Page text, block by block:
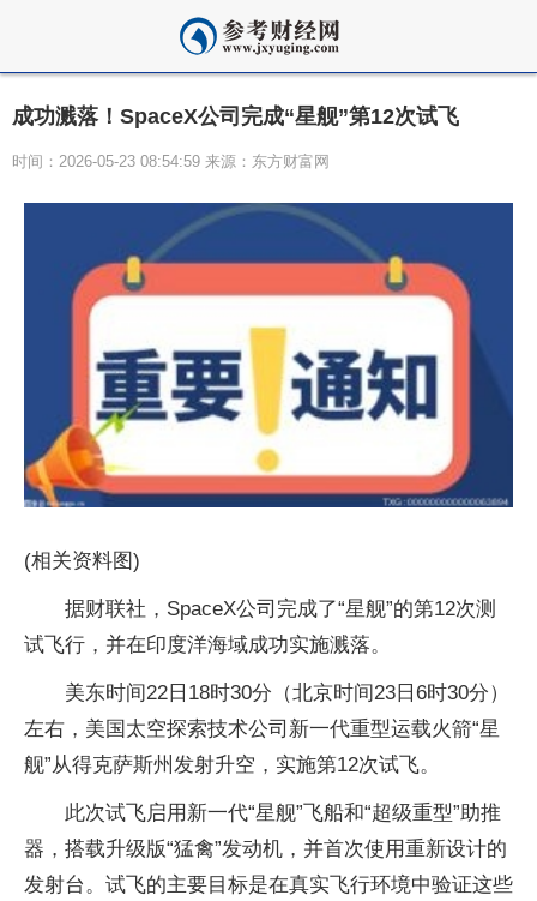
成功溅落！SpaceX公司完成“星舰”第12次试飞
时间：2026-05-23 08:54:59 来源：东方财富网
(相关资料图)
据财联社，SpaceX公司完成了“星舰”的第12次测
试飞行，并在印度洋海域成功实施溅落。
美东时间22日18时30分（北京时间23日6时30分）
左右，美国太空探索技术公司新一代重型运载火箭“星
舰”从得克萨斯州发射升空，实施第12次试飞。
此次试飞启用新一代“星舰”飞船和“超级重型”助推
器，搭载升级版“猛禽”发动机，并首次使用重新设计的
发射台。试飞的主要目标是在真实飞行环境中验证这些